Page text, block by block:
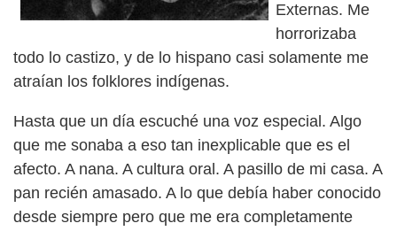
Externas. Me
horrorizaba
todo lo castizo, y de lo hispano casi solamente me
atraían los folklores indígenas.
Hasta que un día escuché una voz especial. Algo
que me sonaba a eso tan inexplicable que es el
afecto. A nana. A cultura oral. A pasillo de mi casa. A
pan recién amasado. A lo que debía haber conocido
desde siempre pero que me era completamente